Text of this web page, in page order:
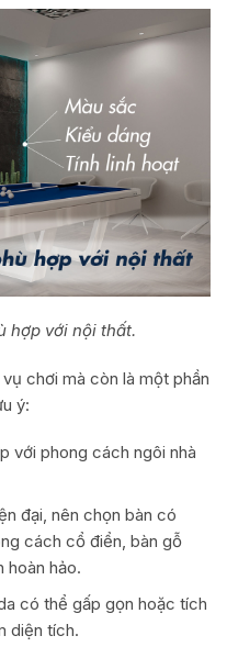
hợp với nội thất.
chơi mà còn là một phần
ý:
với phong cách ngôi nhà
đại, nên chọn bàn có
cách cổ điển, bàn gỗ
hoàn hảo.
có thể gấp gọn hoặc tích
diện tích.